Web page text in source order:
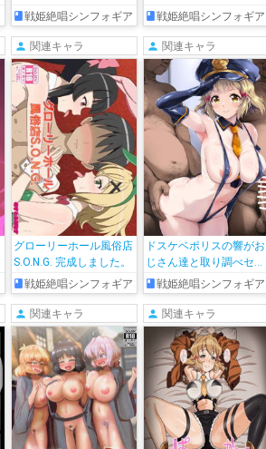
ててしまって…責任を感
じたビッキーは勃起した
男性と下車して中出し
SEXをする!!
戦姫絶唱シンフォギア 戦姫絶唱シンフォギア
関連キャラ
グローリーホール風俗店
S.O.N.G. 完成しました。
戦姫絶唱シンフォギア
関連キャラ
ドスケベポリスの響がお
じさん達と取り調べセッ
クス♡
戦姫絶唱シンフォギア
関連キャラ 関連キャラ